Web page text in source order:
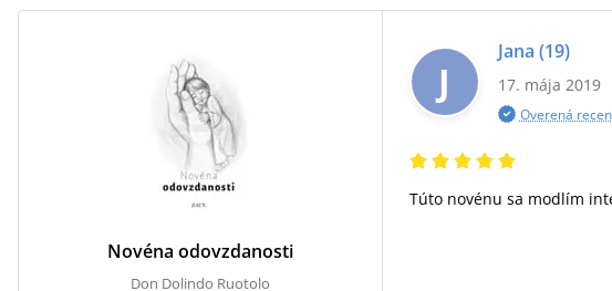
Novéna odovzdanosti
Don Dolindo Ruotolo
J
Jana (19)
17. mája 2019
Overená
Túto novénu sa modlím